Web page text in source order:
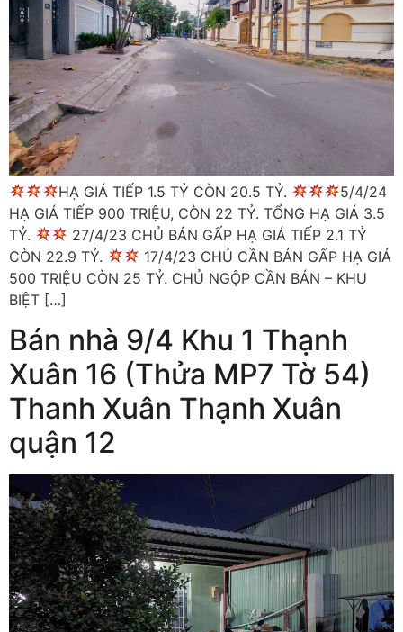
HẠ GIÁ TIẾP 1.5 TỶ CÒN 20.5 TỶ.
5/4/24
HẠ GIÁ TIẾP 900 TRIỆU, CÒN 22 TỶ. TỔNG HẠ GIÁ 3.5
TỶ.
27/4/23 CHỦ BÁN GẤP HẠ GIÁ TIẾP 2.1 TỶ
CÒN 22.9 TỶ.
17/4/23 CHỦ CẦN BÁN GẤP HẠ GIÁ
500 TRIỆU CÒN 25 TỶ. CHỦ NGỘP CẦN BÁN – KHU
BIỆT […]
Bán nhà 9/4 Khu 1 Thạnh
Xuân 16 (Thửa MP7 Tờ 54)
Thanh Xuân Thạnh Xuân
quận 12